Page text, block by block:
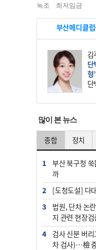
녹조
최저임금
부산메디클
김
단
형’
단
키
많이 본 뉴스
종합 정치
1
부산 북구청
까
2
[도청도설] 다
3
법원, 단차 논
지 관련 현장검
4
검사 신분 버
차 검사)…檢